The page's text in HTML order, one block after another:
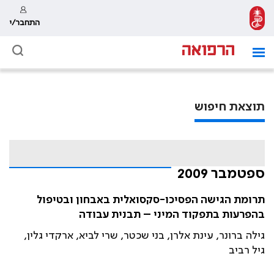
התחבר/י
תוצאת חיפוש
ספטמבר 2009
תרומת הגישה הפסיכו-סקסואלית באבחון ובטיפול
בהפרעות בתפקוד המיני – תבנית עבודה
גילה ברונר, עינת אלרן, בני שכטר, שרי לביא, ארקדי גלין,
גיל רביב